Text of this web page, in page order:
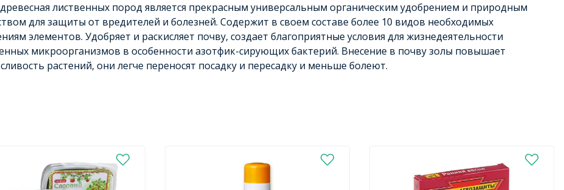
лиственных пород является прекрасным универсальным органическим удобрением и природным
для защиты от вредителей и болезней. Содержит в своем составе более 10 видов необходимых
элементов. Удобряет и раскисляет почву, создает благоприятные условия для жизнедеятельности
микроорганизмов в особенности азотфик-сирующих бактерий. Внесение в почву золы повышает
растений, они легче переносят посадку и пересадку и меньше болеют.